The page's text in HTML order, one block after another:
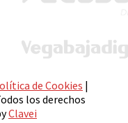
de Cookies |
los derechos
Clavei